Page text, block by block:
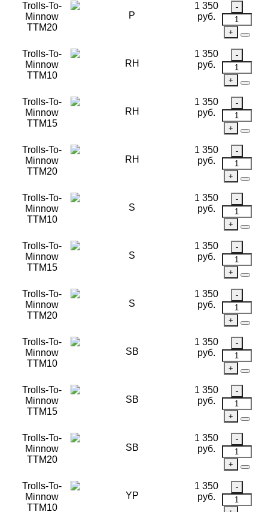
Trolls-To-
Minnow
TTM20
P
1 350
руб.
Trolls-To-
Minnow
TTM10
RH
1 350
руб.
Trolls-To-
Minnow
TTM15
RH
1 350
руб.
Trolls-To-
Minnow
TTM20
RH
1 350
руб.
Trolls-To-
Minnow
TTM10
S
1 350
руб.
Trolls-To-
Minnow
TTM15
S
1 350
руб.
Trolls-To-
Minnow
TTM20
S
1 350
руб.
Trolls-To-
Minnow
TTM10
SB
1 350
руб.
Trolls-To-
Minnow
TTM15
SB
1 350
руб.
Trolls-To-
Minnow
TTM20
SB
1 350
руб.
Trolls-To-
Minnow
TTM10
YP
1 350
руб.